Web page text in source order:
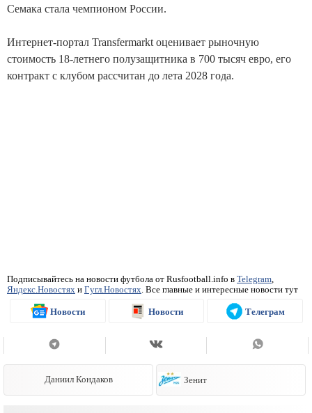
Семака стала чемпионом России.
Интернет-портал Transfermarkt оценивает рыночную
стоимость 18-летнего полузащитника в 700 тысяч евро, его
контракт с клубом рассчитан до лета 2028 года.
Подписывайтесь на новости футбола от Rusfootball.info в Telegram,
Яндекс.Новостях и Гугл.Новостях. Все главные и интересные новости тут
Новости Новости Телеграм
Даниил Кондаков Зенит